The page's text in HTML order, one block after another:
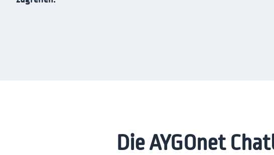
Die AYGOnet